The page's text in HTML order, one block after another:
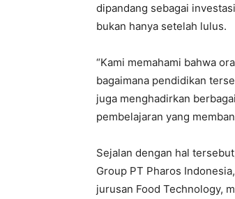
dipandang sebagai
bukan hanya setelah lulus.
“Kami memahami bahwa
bagaimana pendidikan
juga menghadirkan
pembelajaran yang
Sejalan dengan hal
Group PT Pharos
jurusan Food Technology,